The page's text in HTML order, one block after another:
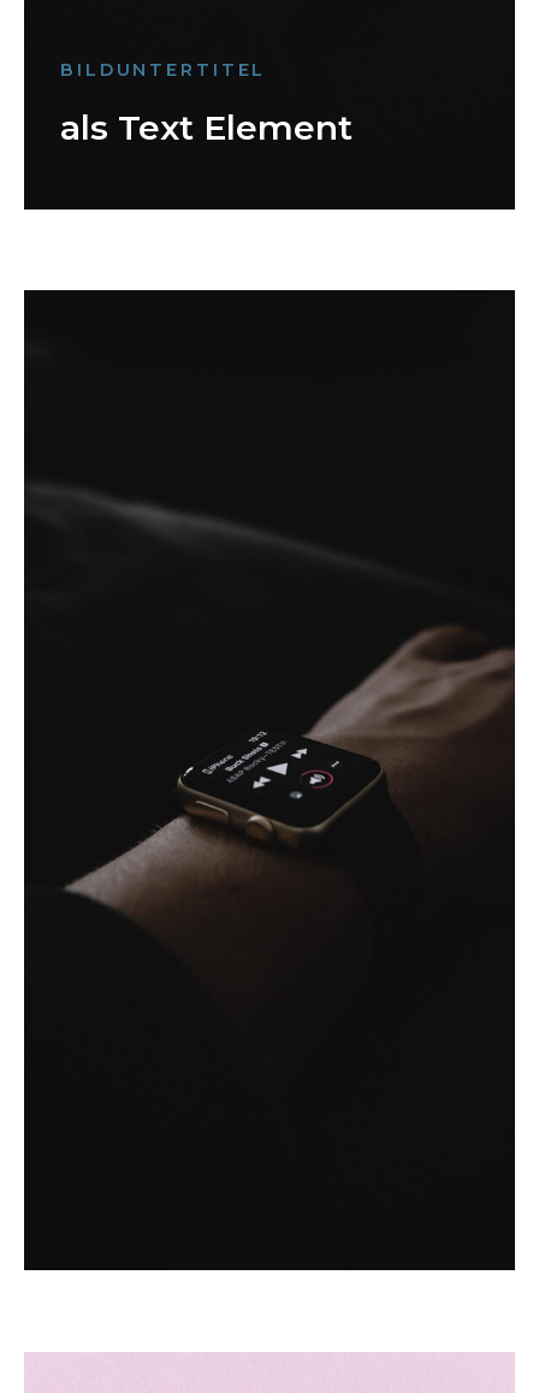
BILDUNTERTITEL
als Text Element